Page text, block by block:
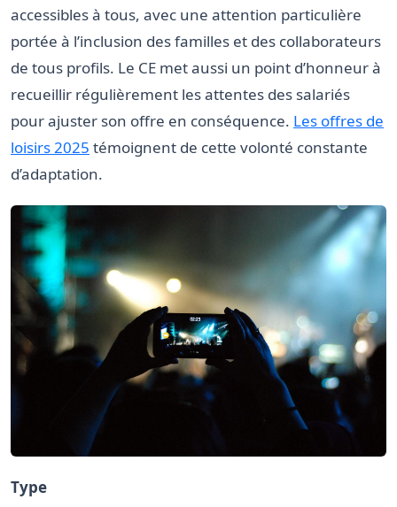
accessibles à tous, avec une attention particulière
portée à l’inclusion des familles et des collaborateurs
de tous profils. Le CE met aussi un point d’honneur à
recueillir régulièrement les attentes des salariés
pour ajuster son offre en conséquence. Les offres de
loisirs 2025 témoignent de cette volonté constante
d’adaptation.
Type